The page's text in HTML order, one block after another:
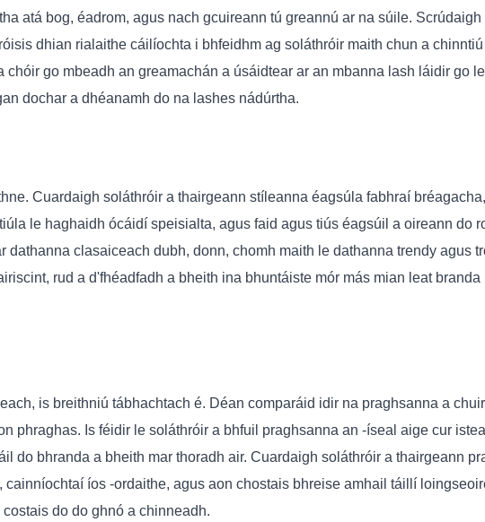
atá bog, éadrom, agus nach gcuireann tú greannú ar na súile.
dhian rialaithe cáilíochta i bhfeidhm ag soláthróir maith chun a
go mbeadh an greamachán a úsáidtear ar an mbanna lash láidir go
dochar a dhéanamh do na lashes nádúrtha.
Cuardaigh soláthróir a thairgeann stíleanna éagsúla fabhraí
le haghaidh ócáidí speisialta, agus faid agus tiús éagsúil a oireann do
clasaiceach dubh, donn, chomh maith le dathanna trendy agus
rud a d'fhéadfadh a bheith ina bhuntáiste mór más mian leat
is breithniú tábhachtach é. Déan comparáid idir na praghsanna a
phraghas. Is féidir le soláthróir a bhfuil praghsanna an -íseal aige cur
do bhranda a bheith mar thoradh air. Cuardaigh soláthróir a thairgeann
íos -ordaithe, agus aon chostais bhreise amhail táillí
do do ghnó a chinneadh.